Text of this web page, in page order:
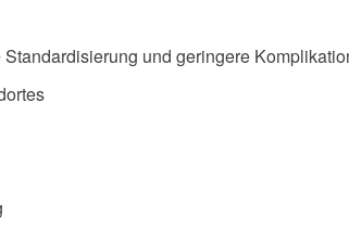
und geringere